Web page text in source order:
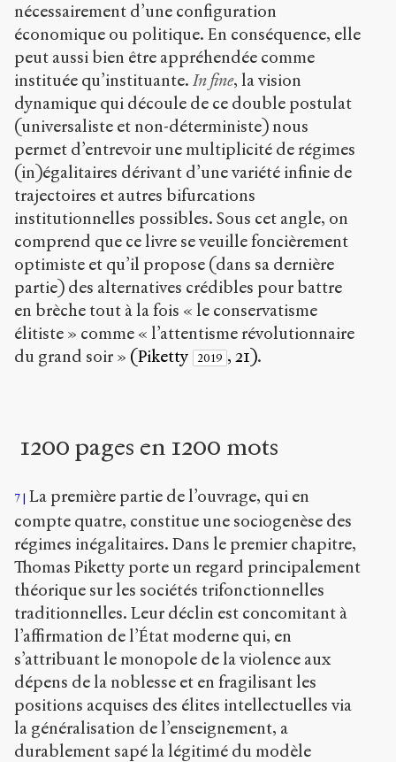
nécessairement d’une configuration
économique ou politique. En conséquence, elle
peut aussi bien être appréhendée comme
instituée qu’instituante. In fine, la vision
dynamique qui découle de ce double postulat
(universaliste et non-déterministe) nous
permet d’entrevoir une multiplicité de régimes
(in)égalitaires dérivant d’une variété infinie de
trajectoires et autres bifurcations
institutionnelles possibles. Sous cet angle, on
comprend que ce livre se veuille foncièrement
optimiste et qu’il propose (dans sa dernière
partie) des alternatives crédibles pour battre
en brèche tout à la fois « le conservatisme
élitiste » comme « l’attentisme révolutionnaire
du grand soir » (Piketty 2019 , 21).
1200 pages en 1200 mots
7 La première partie de l’ouvrage, qui en
compte quatre, constitue une sociogenèse des
régimes inégalitaires. Dans le premier chapitre,
Thomas Piketty porte un regard principalement
théorique sur les sociétés trifonctionnelles
traditionnelles. Leur déclin est concomitant à
l’affirmation de l’État moderne qui, en
s’attribuant le monopole de la violence aux
dépens de la noblesse et en fragilisant les
positions acquises des élites intellectuelles via
la généralisation de l’enseignement, a
durablement sapé la légitimé du modèle